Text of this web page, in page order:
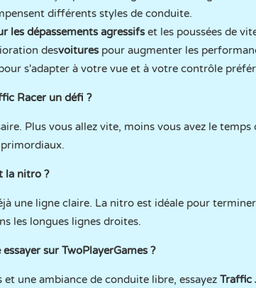
différents styles de conduite.
les dépassements agressifset les poussées de
desvoitures pour augmenter les
s'adapter à votre vue et à votre contrôle
Racer un défi ?
Plus vous allez vite, moins vous avez le
la nitro ?
une ligne claire. La nitro est idéale pour
les longues lignes droites.
sur TwoPlayerGames ?
une ambiance de conduite libre, essayez Traffic